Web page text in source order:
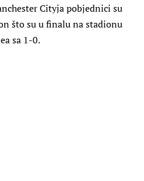
Cityja pobjednici su
što su u finalu na stadionu
sa 1-0.